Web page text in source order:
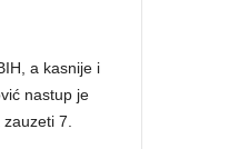
a kasnije i
nastup je
7.